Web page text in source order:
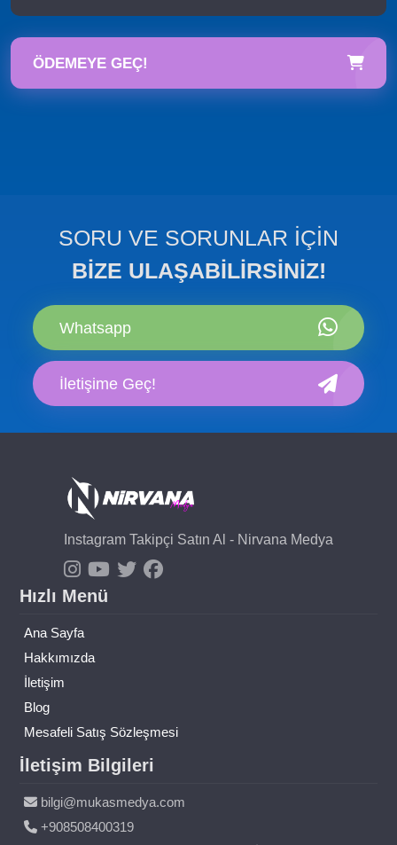
ÖDEMEYE GEÇ!
SORU VE SORUNLAR İÇİN
BİZE ULAŞABİLİRSİNİZ!
Whatsapp
İletişime Geç!
Instagram Takipçi Satın Al - Nirvana Medya
Hızlı Menü
Ana Sayfa
Hakkımızda
İletişim
Blog
Mesafeli Satış Sözleşmesi
İletişim Bilgileri
bilgi@mukasmedya.com
+908508400319